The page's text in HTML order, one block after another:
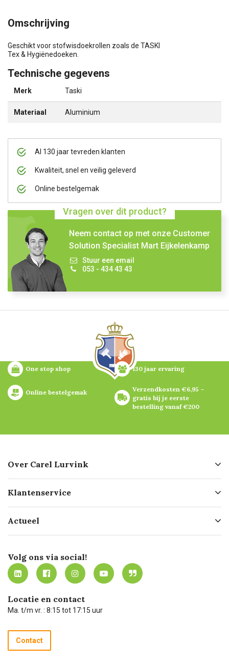
Al 130 jaar tevreden klanten
Kwaliteit, snel en veilig geleverd
Online bestelgemak
Vragen over dit product?
Neem contact op met onze Customer
Solution Specialist Mart Eijkelenkamp
Stuur een email
053 - 434 43 43
Omschrijving
Geschikt voor stofwisdoekrollen zoals de TASKI
Tex & Hygiënedoeken.
Technische gegevens
Merk Taski
Materiaal Aluminium
One stop shop 130 jaar ervaring
Online bestelgemak
Verzendkosten €6,95 –
gratis bij je eerste
bestelling vanaf €200
Over Carel Lurvink
Geschiedenis
Missie
Werken bij Carel Lurvink
MVO
Klantenservice
Bezorgen
Mijn Carel Lurvink
Mijn Carel Lurvink instructievideo's
Carel Lurvink App
Hulp op afstand
Technische dienst
Recycle programma
Betalen
Actueel
Innovation LAB
Tevreden klanten
Carel Lurvink Blog
Carel de podcast
Volg ons via social!
Locatie en contact
Ma. t/m vr. : 8:15 tot 17:15 uur
Contact